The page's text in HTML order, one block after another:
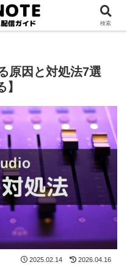
原因と対処法7選
2025.02.14 2026.04.16
検索